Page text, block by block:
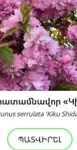
serrulata 'Kiku
ՊԱՏՎԻՐԵԼ